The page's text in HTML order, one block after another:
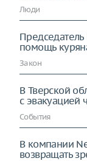
Люди
помощь
Закон
В Тверской
с эвакуацией
События
В компании
возвращать